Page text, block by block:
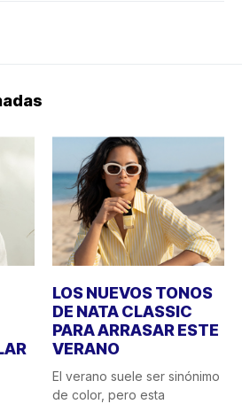
LOS NUEVOS TONOS
DE NATA CLASSIC
PARA ARRASAR ESTE
VERANO
El verano suele ser sinónimo
de color, pero esta